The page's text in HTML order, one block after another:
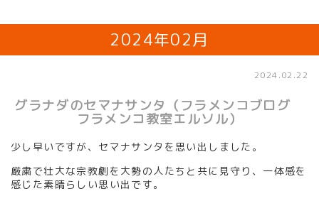
2024年02月
2024.02.22
グラナダのセマナサンタ（フラメンコブログ
フラメンコ教室エルソル）
少し早いですが、セマナサンタを思い出しました。
厳粛で壮大な宗教劇を大勢の人たちと共に見守り、一体感を
感じた素晴らしい思い出です。